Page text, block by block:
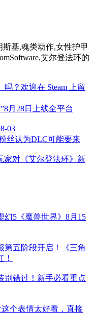
斯基,魂类动作,女性护甲
艾尔登法环的
吗？欢迎在 Steam 上留
月28日上线全平台
03
丝认为DLC可能要来
家对《艾尔登法环》新
幻5《魔兽世界》8月15
第五阶段开启！《三角
别错过！新手必看重点
个表情太好看，直接